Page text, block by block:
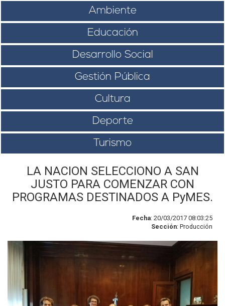
Ambiente
Educación
Desarrollo Social
Gestión Pública
Cultura
Deporte
Turismo
LA NACION SELECCIONO A SAN
JUSTO PARA COMENZAR CON
PROGRAMAS DESTINADOS A PyMES.
Fecha: 20/03/2017 08:03:25
Sección: Producción